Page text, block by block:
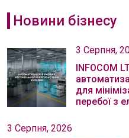
Новини бізнесу
3 Серпня,
INFOCOM
для
перебої з
3 Серпня, 2026